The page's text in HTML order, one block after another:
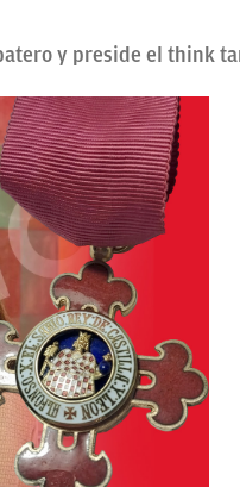
y preside el think